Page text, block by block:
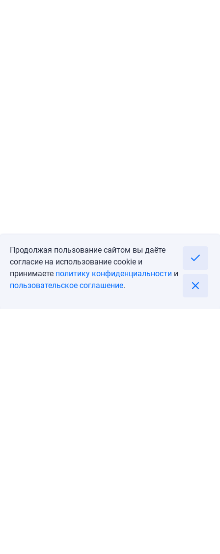
Продолжая пользование сайтом вы даёте
согласие на использование cookie и
принимаете политику конфиденциальности и
пользовательское соглашение.